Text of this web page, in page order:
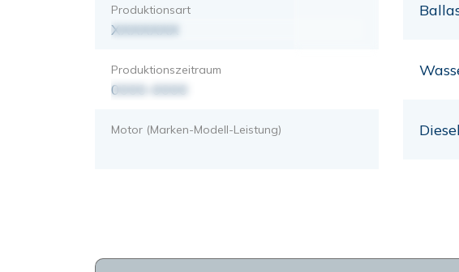
Produktionsart
XXXXXXX
Produktionszeitraum
0000-0000
Motor (Marken-Modell-Leistung)